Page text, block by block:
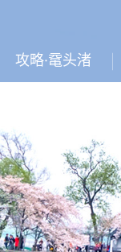
攻略·鼋头渚